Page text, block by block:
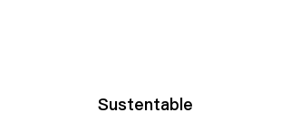
Sustentable